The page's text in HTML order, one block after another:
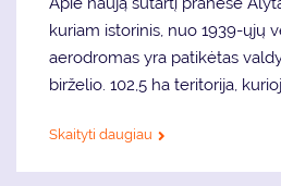
kuriam istorinis, nuo 1939-ųjų
aerodromas yra patikėtas
birželio. 102,5 ha teritorija,
Skaityti daugiau